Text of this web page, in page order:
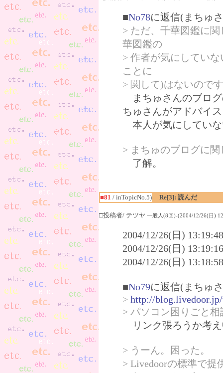
■No78に返信(まちゅ
> ただ、千華図鑑に
華図鑑の
> 作者が気にしてい
ことに
> 関して)はないので
まちゅさんのブロ
ちゅさんがアドバイ
本人が気にしてい
> まちゅのブログに
了解。
■81 / inTopicNo.5) Re[3]: 読んだ
□投稿者/ テツヤ 一般人(8回)-(2004/12/26(日)
2004/12/26(日)
2004/12/26(日)
2004/12/26(日)
■No79に返信(まちゅ
> http://
> パソコン困りごと
リンク張ろうか考
> うーん。困った。
> Livedoorの標準で提